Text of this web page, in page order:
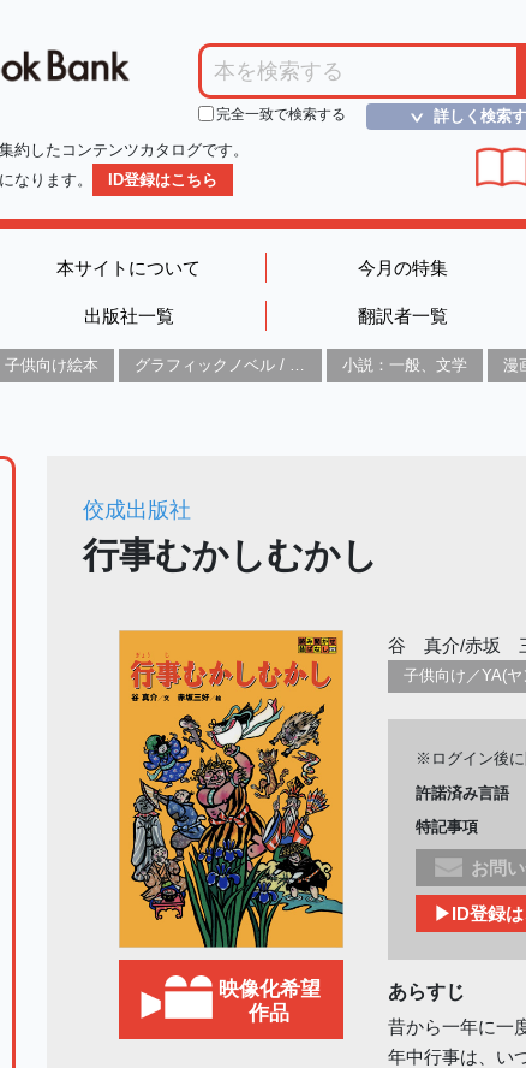
完全一致で検索する ＞
詳しく検索
約したコンテンツカタログです。
なります。
ID登録はこちら
本サイトについて 今月の特集
出版社一覧 翻訳者一覧
子供向け絵本 小説：一般、文学 漫
佼成出版社
行事むかしむかし
映像化希望
作品
谷 真介/赤坂
※ログイン後
許諾済み言語
特記事項
お問
▶ID登録は
あらすじ
昔から一年に一
年中行事は、い